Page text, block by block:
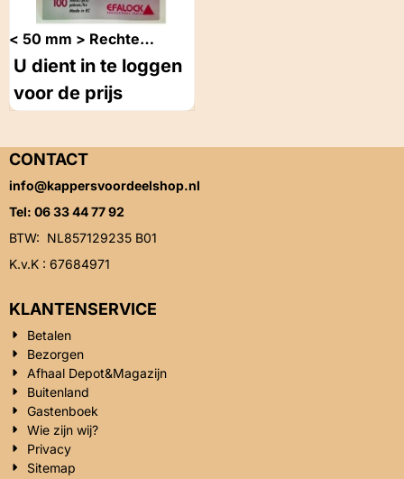
< 50 mm > Rechte
Schuivers Wit - 100 Stuks
U dient in te loggen
voor de prijs
CONTACT
info@kappersvoordeelshop.nl
Tel: 06 33 44 77 92
BTW: NL857129235 B01
K.v.K : 67684971
KLANTENSERVICE
Betalen
Bezorgen
Afhaal Depot&Magazijn
Buitenland
Gastenboek
Wie zijn wij?
Privacy
Sitemap